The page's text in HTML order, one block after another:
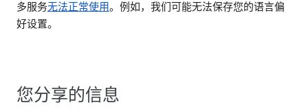
多服务无法正常使用。例如，我们可能无法保存您的语言偏
好设置。
您分享的信息